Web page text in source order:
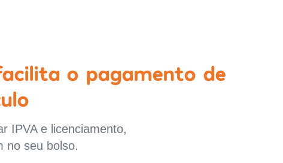
o pagamento de
IPVA e licenciamento,
no seu bolso.